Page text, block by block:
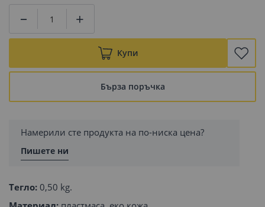
Купи
Бърза поръчка
Намерили сте продукта на по-ниска цена?
Пишете ни
Тегло: 0,50 kg.